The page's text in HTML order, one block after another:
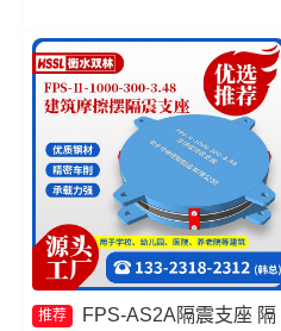
推荐 FPS-AS2A隔震支座 隔